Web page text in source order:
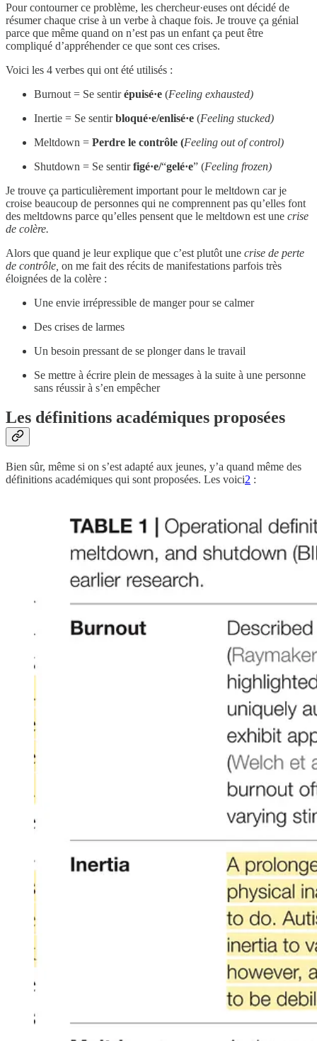
Pour contourner ce problème, les chercheur·euses ont décidé de
résumer chaque crise à un verbe à chaque fois. Je trouve ça génial
parce que même quand on n’est pas un enfant ça peut être
compliqué d’appréhender ce que sont ces crises.
Voici les 4 verbes qui ont été utilisés :
Burnout = Se sentirépuisé·e (Feeling exhausted)
Inertie = Se sentirbloqué·e/enlisé·e (Feeling stucked)
Meltdown = Perdre le contrôle (Feeling out of control)
Shutdown = Se sentirfigé·e/“gelé·e” (Feeling frozen)
Je trouve ça particulièrement important pour le meltdown car je
croise beaucoup de personnes qui ne comprennent pas qu’elles font
des meltdowns parce qu’elles pensent que le meltdown est une crise
de colère.
Alors que quand je leur explique que c’est plutôt une crise de perte
de contrôle, on me fait des récits de manifestations parfois très
éloignées de la colère :
Une envie irrépressible de manger pour se calmer
Des crises de larmes
Un besoin pressant de se plonger dans le travail
Se mettre à écrire plein de messages à la suite à une personne
sans réussir à s’en empêcher
Les définitions académiques proposées
Bien sûr, même si on s’est adapté aux jeunes, y’a quand même des
définitions académiques qui sont proposées. Les voici2 :